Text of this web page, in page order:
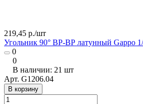
219,45 р./шт
Угольник 90° ВР-ВР латунный Gappo
0
0
В наличии: 21 шт
Арт. G1206.04
В корзину